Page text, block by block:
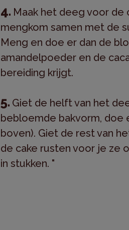
Maak het deeg voor de
mengkom samen met de
Meng en doe er dan de
amandelpoeder en de
bereiding krijgt.
Giet de helft van het
bebloemde bakvorm, doe
boven). Giet de rest van
de cake rusten voor je ze
in stukken. "